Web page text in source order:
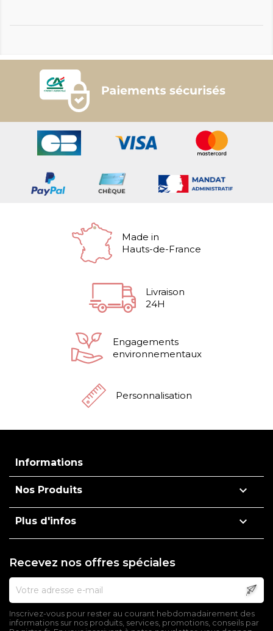
Made in
Hauts-de-France
Livraison
24H
Engagements
environnementaux
Personnalisation
Informations
Nos Produits 
Plus d'infos 
Recevez nos offres spéciales
Inscrivez-vous pour rester au courant hebdomadairement des
informations sur nos produits, services, promotions, conseils par